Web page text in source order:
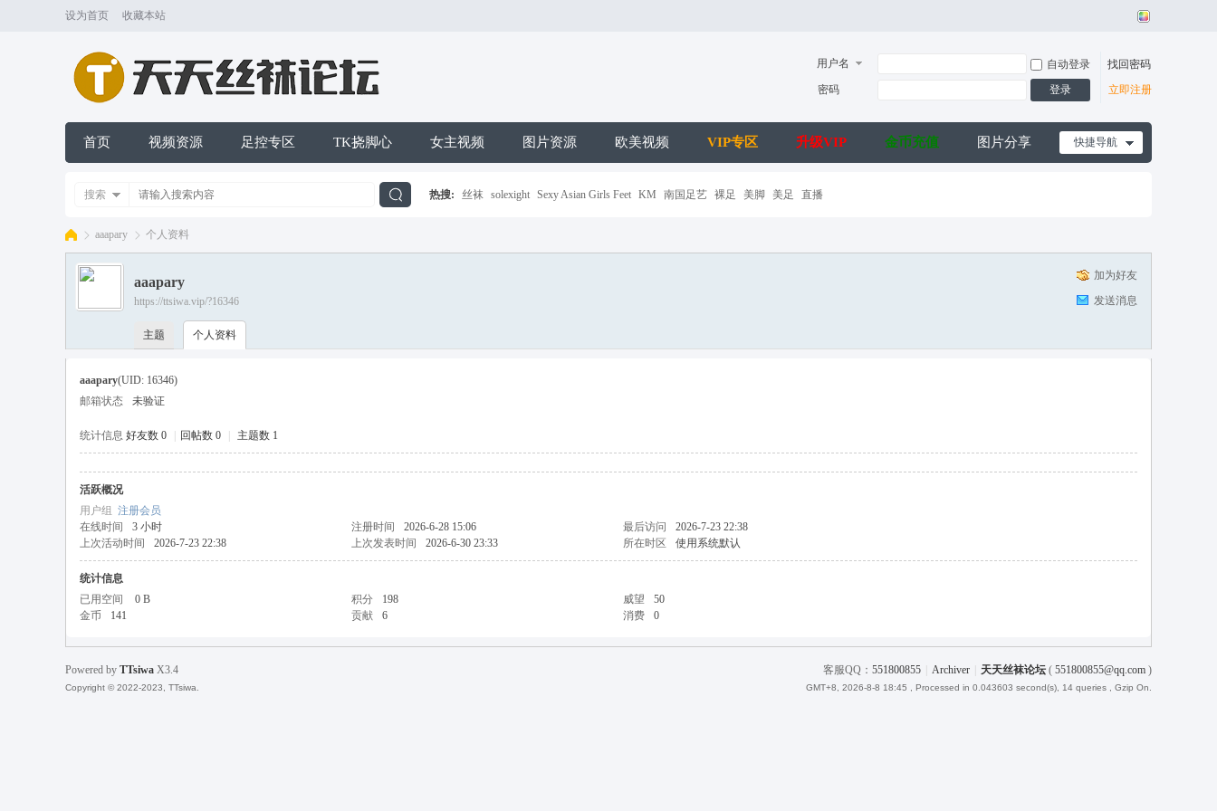
设为首页 收藏本站
用户名 自动登录
找回密码
密码
登录 立即注册
快捷导航
首页 视频资源 足控专区 TK挠脚心 女主视频 图片资源 欧美视频 VIP专区 升级VIP 金币充值 图片分享
搜索 热搜: 丝袜 solexight Sexy Asian Girls Feet KM 南国足艺 裸足 美脚 美足 直播
丝
›
aaapary 个人资料
加为好友
发送消息
aaapary
https://ttsiwa.vip/?16346
主题 个人资料
aaapary(UID: 16346)
邮箱状态
未验证
统计信息 好友数 0 回帖数 0 主题数 1
活跃概况
用户组 注册会员
在线时间
3 小时 注册时间 2026-6-28 15:06 最后访问
2026-7-23 22:38
上次活动时间
2026-7-23 22:38 上次发表时间 2026-6-30 23:33 所在时区 使用系统默认
统计信息
已用空间
0 B 积分 198 威望
50
金币
141 贡献 6 消费 0
客服QQ： 551800855 Archiver 天天丝袜论坛 ( 551800855@qq.com )
GMT+8, 2026-8-8 18:45 , Processed in 0.043603 second(s), 14 queries , Gzip On.
Powered by TTsiwa X3.4
Copyright © 2022-2023, TTsiwa.